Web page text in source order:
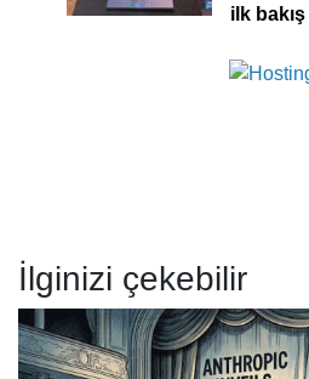
ilk bakış
İlginizi çekebilir